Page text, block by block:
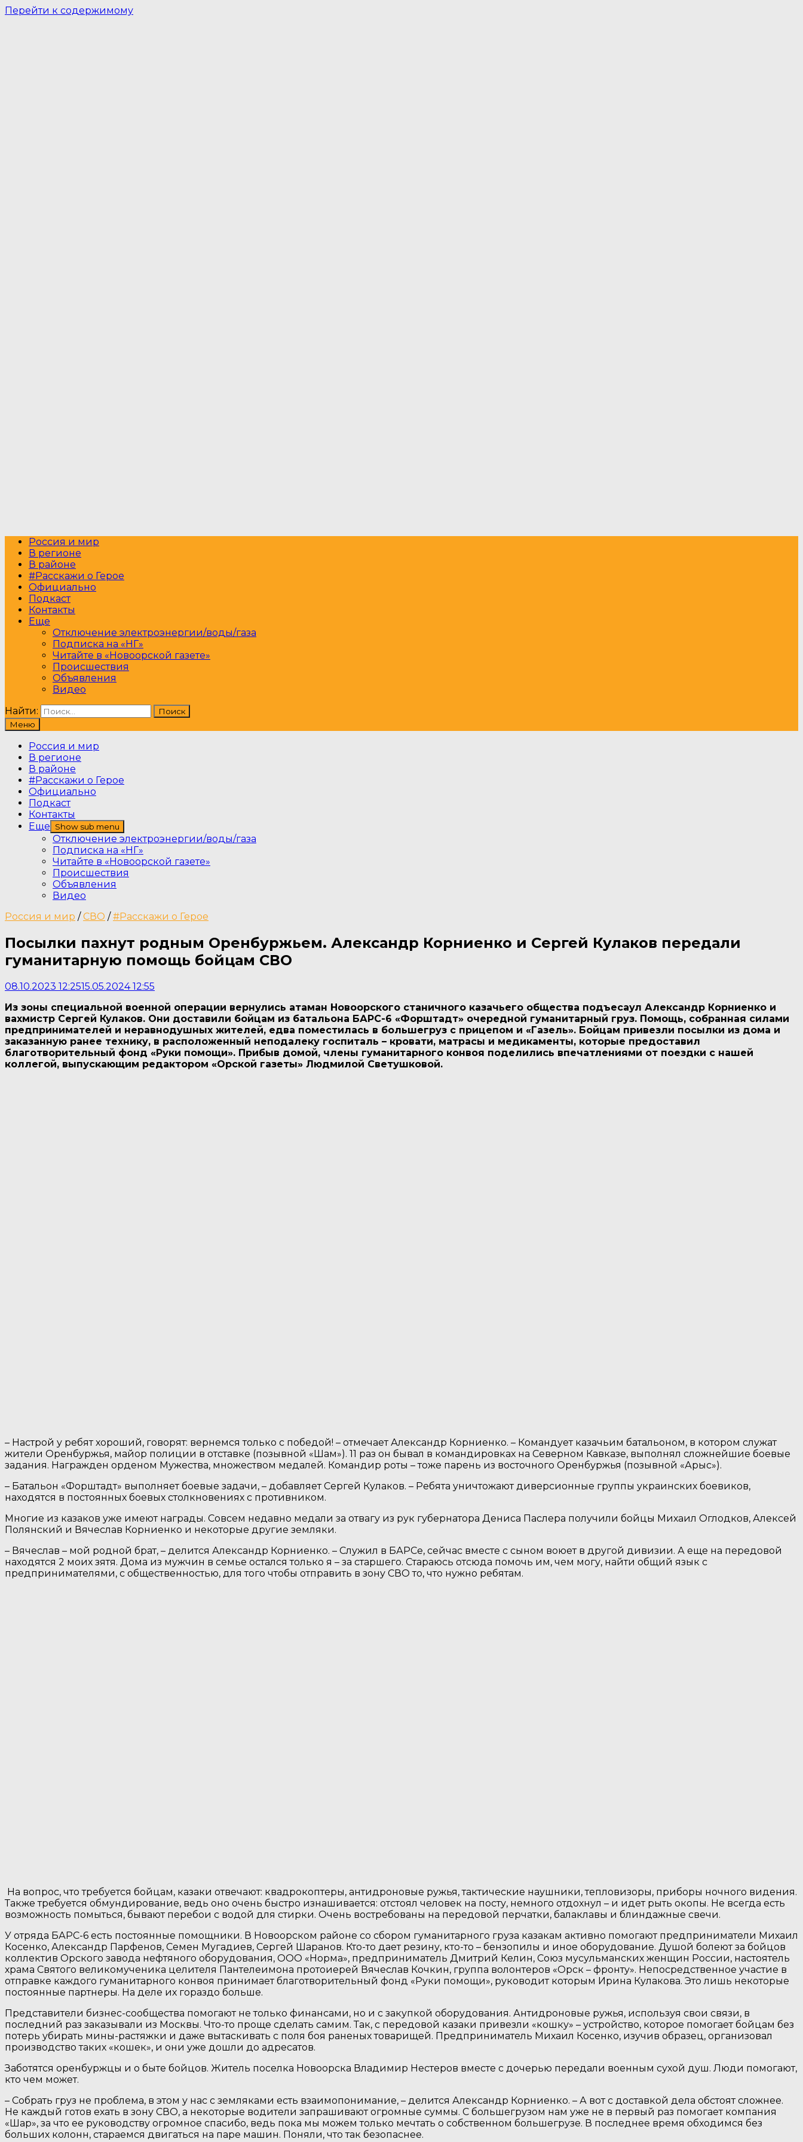
Перейти к содержимому
Россия и мир
В регионе
В районе
#Расскажи о Герое
Официально
Подкаст
Контакты
Еще
Отключение электроэнергии/воды/газа
Подписка на «НГ»
Читайте в «Новоорской газете»
Происшествия
Объявления
Видео
Найти:
Меню
Россия и мир
В регионе
В районе
#Расскажи о Герое
Официально
Подкаст
Контакты
Еще
Show sub menu
Отключение электроэнергии/воды/газа
Подписка на «НГ»
Читайте в «Новоорской газете»
Происшествия
Объявления
Видео
Россия и мир /СВО /#Расскажи о Герое
Посылки пахнут родным Оренбуржьем. Александр Корниенко и Сергей Кулаков передали
гуманитарную помощь бойцам СВО
08.10.2023 12:2515.05.2024 12:55
Из зоны специальной военной операции вернулись атаман Новоорского станичного казачьего общества подъесаул Александр Корниенко и
вахмистр Сергей Кулаков. Они доставили бойцам из батальона БАРС-6 «Форштадт» очередной гуманитарный груз. Помощь, собранная силами
предпринимателей и неравнодушных жителей, едва поместилась в большегруз с прицепом и «Газель». Бойцам привезли посылки из дома и
заказанную ранее технику, в расположенный неподалеку госпиталь – кровати, матрасы и медикаменты, которые предоставил
благотворительный фонд «Руки помощи». Прибыв домой, члены гуманитарного конвоя поделились впечатлениями от поездки с нашей
коллегой, выпускающим редактором «Орской газеты» Людмилой Светушковой.
– Настрой у ребят хороший, говорят: вернемся только с победой! – отмечает Александр Корниенко. – Командует казачьим батальоном, в котором служат
жители Оренбуржья, майор полиции в отставке (позывной «Шам»). 11 раз он бывал в командировках на Северном Кавказе, выполнял сложнейшие боевые
задания. Награжден орденом Мужества, множеством медалей. Командир роты – тоже парень из восточного Оренбуржья (позывной «Арыс»).
– Батальон «Форштадт» выполняет боевые задачи, – добавляет Сергей Кулаков. – Ребята уничтожают диверсионные группы украинских боевиков,
находятся в постоянных боевых столкновениях с противником.
Многие из казаков уже имеют награды. Совсем недавно медали за отвагу из рук губернатора Дениса Паслера получили бойцы Михаил Оглодков, Алексей
Полянский и Вячеслав Корниенко и некоторые другие земляки.
– Вячеслав – мой родной брат, – делится Александр Корниенко. – Служил в БАРСе, сейчас вместе с сыном воюет в другой дивизии. А еще на передовой
находятся 2 моих зятя. Дома из мужчин в семье остался только я – за старшего. Стараюсь отсюда помочь им, чем могу, найти общий язык с
предпринимателями, с общественностью, для того чтобы отправить в зону СВО то, что нужно ребятам.
На вопрос, что требуется бойцам, казаки отвечают: квадрокоптеры, антидроновые ружья, тактические наушники, тепловизоры, приборы ночного видения.
Также требуется обмундирование, ведь оно очень быстро изнашивается: отстоял человек на посту, немного отдохнул – и идет рыть окопы. Не всегда есть
возможность помыться, бывают перебои с водой для стирки. Очень востребованы на передовой перчатки, балаклавы и блиндажные свечи.
У отряда БАРС-6 есть постоянные помощники. В Новоорском районе со сбором гуманитарного груза казакам активно помогают предприниматели Михаил
Косенко, Александр Парфенов, Семен Мугадиев, Сергей Шаранов. Кто-то дает резину, кто-то – бензопилы и иное оборудование. Душой болеют за бойцов
коллектив Орского завода нефтяного оборудования, ООО «Норма», предприниматель Дмитрий Келин, Союз мусульманских женщин России, настоятель
храма Святого великомученика целителя Пантелеимона протоиерей Вячеслав Кочкин, группа волонтеров «Орск – фронту». Непосредственное участие в
отправке каждого гуманитарного конвоя принимает благотворительный фонд «Руки помощи», руководит которым Ирина Кулакова. Это лишь некоторые
постоянные партнеры. На деле их гораздо больше.
Представители бизнес-сообщества помогают не только финансами, но и с закупкой оборудования. Антидроновые ружья, используя свои связи, в
последний раз заказывали из Москвы. Что-то проще сделать самим. Так, с передовой казаки привезли «кошку» – устройство, которое помогает бойцам без
потерь убирать мины-растяжки и даже вытаскивать с поля боя раненых товарищей. Предприниматель Михаил Косенко, изучив образец, организовал
производство таких «кошек», и они уже дошли до адресатов.
Заботятся оренбуржцы и о быте бойцов. Житель поселка Новоорска Владимир Нестеров вместе с дочерью передали военным сухой душ. Люди помогают,
кто чем может.
– Собрать груз не проблема, в этом у нас с земляками есть взаимопонимание, – делится Александр Корниенко. – А вот с доставкой дела обстоят сложнее.
Не каждый готов ехать в зону СВО, а некоторые водители запрашивают огромные суммы. С большегрузом нам уже не в первый раз помогает компания
«Шар», за что ее руководству огромное спасибо, ведь пока мы можем только мечтать о собственном большегрузе. В последнее время обходимся без
больших колонн, стараемся двигаться на паре машин. Поняли, что так безопаснее.